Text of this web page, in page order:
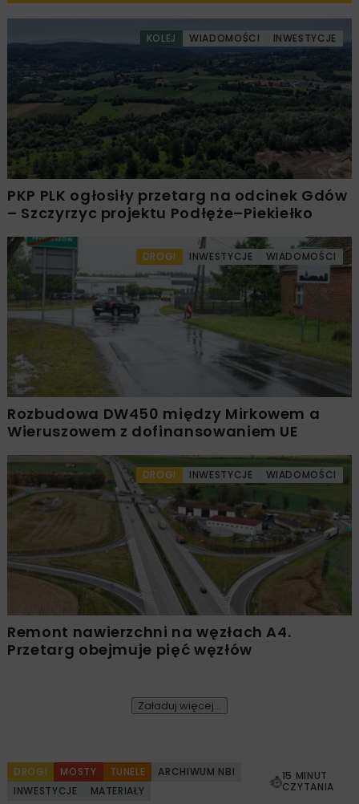
KOLEJ WIADOMOŚCI INWESTYCJE
PKP PLK ogłosiły przetarg na odcinek Gdów
– Szczyrzyc projektu Podłęże–Piekiełko
DROGI INWESTYCJE WIADOMOŚCI
Rozbudowa DW450 między Mirkowem a
Wieruszowem z dofinansowaniem UE
DROGI INWESTYCJE WIADOMOŚCI
Remont nawierzchni na węzłach A4.
Przetarg obejmuje pięć węzłów
Załaduj więcej...
DROGI MOSTY TUNELE
ARCHIWUM NBI
INWESTYCJE
MATERIAŁY
15 MINUT
CZYTANIA